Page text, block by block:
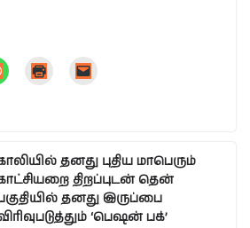
தனது புதிய மாபெரும்
திறப்புடன் தென்
தனது இருப்பை
‘பெஷன் பக்’